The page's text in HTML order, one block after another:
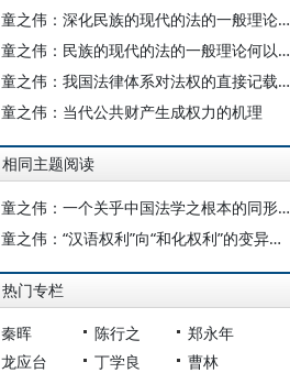
童之伟：深化民族的现代的法的一般理论——《实践法理学的现象解释体系》举凡
童之伟：民族的现代的法的一般理论何以成形——“实践法理学”若干侧面汇展
童之伟：我国法律体系对法权的直接记载或确认——以“有权”话语结构为视点的抽样考察
童之伟：当代公共财产生成权力的机理
相同主题阅读
童之伟：一个关乎中国法学之根本的同形异义名词——面对汉语权利、和化“权利”的抉择
童之伟：“汉语权利”向“和化权利”的变异和回归
热门专栏
秦晖 陈行之
郑永年
龙应台
丁学良
曹林